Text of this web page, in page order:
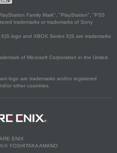
Family Mark", "PlayStation", "PS5
trademarks or trademarks of Sony
logo and XBOX Series X|S are trademarks
of Microsoft Corporation in the United
logo are trademarks and/or registered
or other countries.
ENIX
YOSHITAKA AMANO